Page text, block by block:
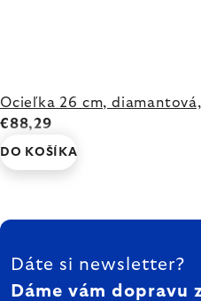
Ocieľka 26 cm,
€88,29
DO KOŠÍKA
ZÁPÄTIE
Dáte si newsletter?
Dáme vám dopravu